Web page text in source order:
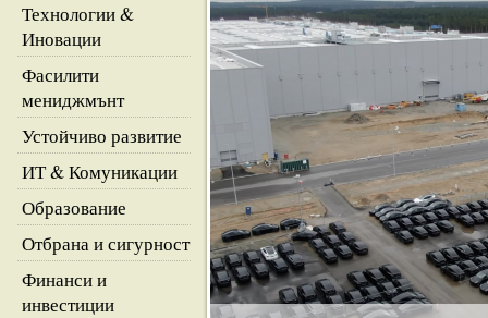
Технологии &
Иновации
Фасилити
мениджмънт
Устойчиво развитие
ИТ & Комуникации
Образование
Отбрана и сигурност
Финанси и
инвестиции